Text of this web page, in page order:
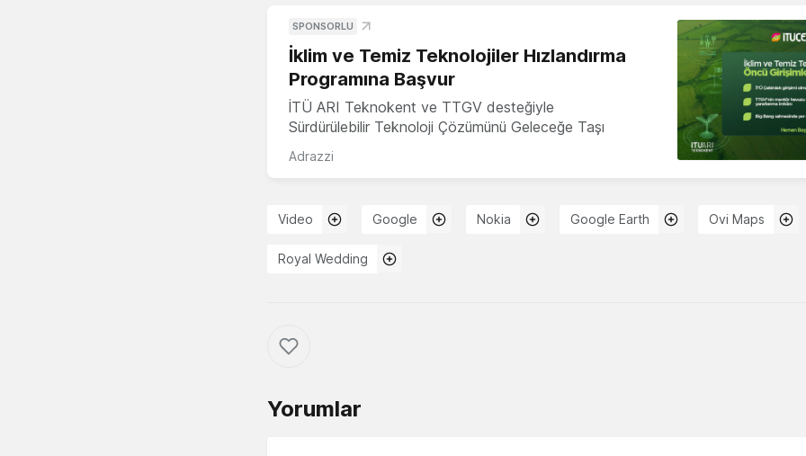
SPONSORLU
İklim ve Temiz Teknolojiler Hızlandırma
Programına Başvur
İTÜ ARI Teknokent ve TTGV desteğiyle
Sürdürülebilir Teknoloji Çözümünü Geleceğe Taşı
Adrazzi
Video Google Nokia Google Earth Ovi Maps
Royal Wedding
Yorumlar